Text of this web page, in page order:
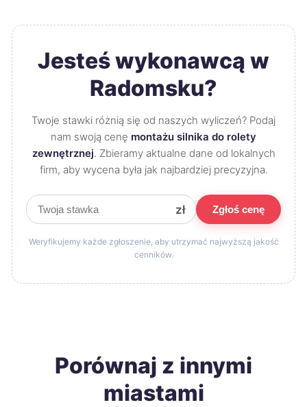
Jesteś wykonawcą w
Radomsku?
Twoje stawki różnią się od naszych wyliczeń? Podaj
nam swoją cenę montażu silnika do rolety
zewnętrznej. Zbieramy aktualne dane od lokalnych
firm, aby wycena była jak najbardziej precyzyjna.
zł Zgłoś cenę
Weryfikujemy każde zgłoszenie, aby utrzymać najwyższą jakość
cenników.
Porównaj z innymi
miastami